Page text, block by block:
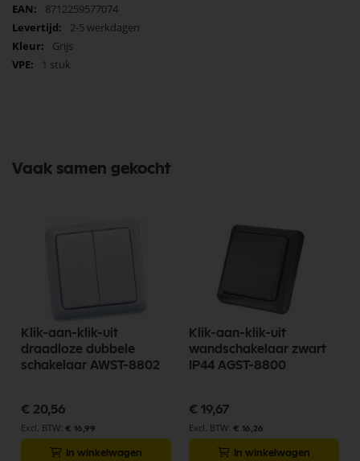
Meer
informatie
8712259577074
2-5 werkdagen
Grijs
1 stuk
Vaak samen gekocht
Klik-aan-klik-uit
draadloze dubbele
schakelaar AWST-8802
€ 20,56
€ 16,99
In winkelwagen
Klik-aan-klik-uit
wandschakelaar zwart
IP44 AGST-8800
€ 19,67
€ 16,26
In winkelwagen